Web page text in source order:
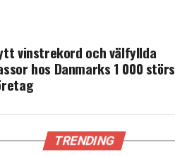
vinstrekord och välfyllda
hos Danmarks 1 000
TRENDING